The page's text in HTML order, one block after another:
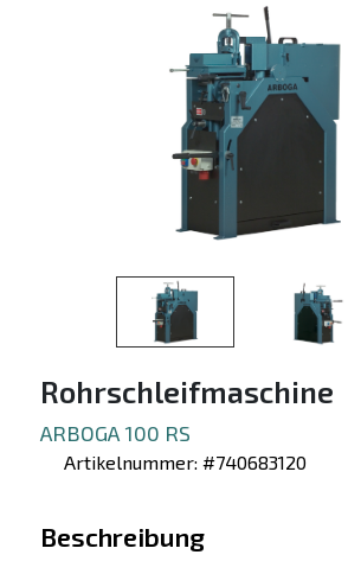
Rohrschleifmaschine
ARBOGA 100 RS
Artikelnummer: #740683120
Beschreibung